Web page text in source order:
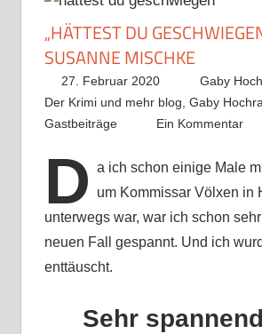
„HÄTTEST DU
SUSANNE MISCHKE
27. Februar 2020
Gaby
Der Krimi und mehr blog, Gaby
Gastbeiträge
Ein Kommentar
D a ich schon einige Male
um Kommissar Völxen in
unterwegs war, war ich schon
neuen Fall gespannt. Und ich
enttäuscht.
Sehr